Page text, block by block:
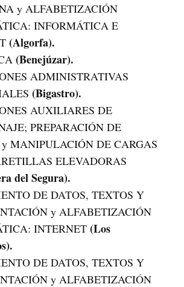
y ALFABETIZACIÓN
INFORMÁTICA E
(Algorfa).
(Benejúzar).
ADMINISTRATIVAS
(Bigastro).
AUXILIARES DE
PREPARACIÓN DE
MANIPULACIÓN DE CARGAS
ELEVADORAS
del Segura).
DE DATOS, TEXTOS Y
y ALFABETIZACIÓN
INTERNET (Los
DE DATOS, TEXTOS Y
y ALFABETIZACIÓN